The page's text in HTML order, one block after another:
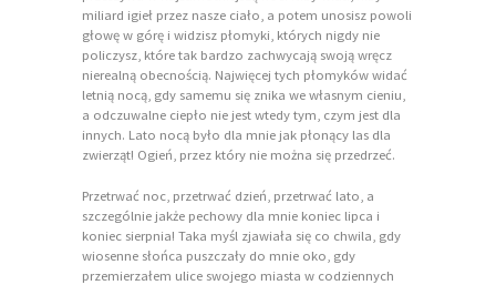
miliard igieł przez nasze ciało, a potem unosisz powoli
głowę w górę i widzisz płomyki, których nigdy nie
policzysz, które tak bardzo zachwycają swoją wręcz
nierealną obecnością. Najwięcej tych płomyków widać
letnią nocą, gdy samemu się znika we własnym cieniu,
a odczuwalne ciepło nie jest wtedy tym, czym jest dla
innych. Lato nocą było dla mnie jak płonący las dla
zwierząt! Ogień, przez który nie można się przedrzeć.
Przetrwać noc, przetrwać dzień, przetrwać lato, a
szczególnie jakże pechowy dla mnie koniec lipca i
koniec sierpnia! Taka myśl zjawiała się co chwila, gdy
wiosenne słońca puszczały do mnie oko, gdy
przemierzałem ulice swojego miasta w codziennych